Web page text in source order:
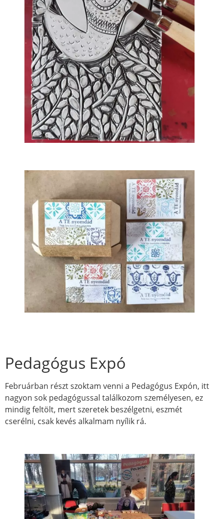
Pedagógus Expó
Februárban részt szoktam venni a Pedagógus Expón, itt
nagyon sok pedagógussal találkozom személyesen, ez
mindig feltölt, mert szeretek beszélgetni, eszmét
cserélni, csak kevés alkalmam nyílik rá.